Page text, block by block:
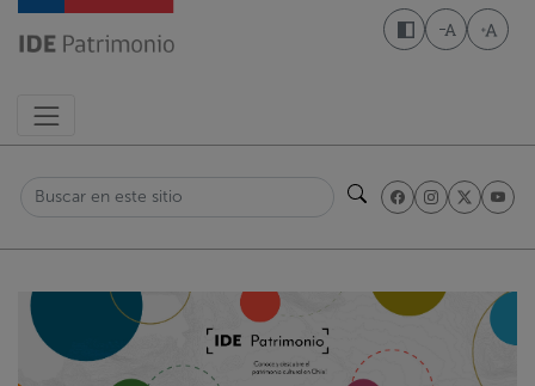
Pasar
Disminuir
Buscar